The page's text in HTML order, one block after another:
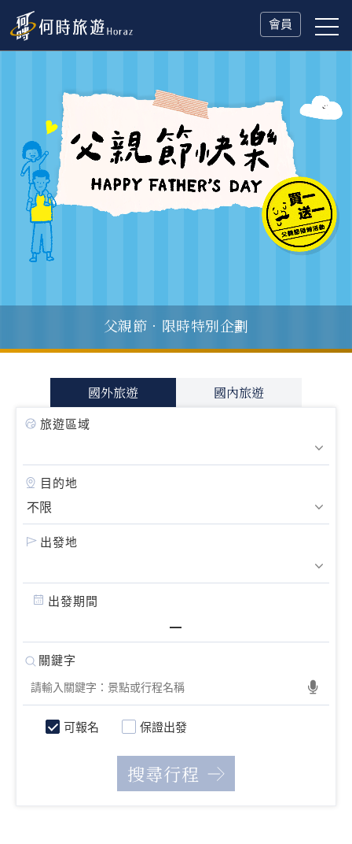
會員
父親節．限時特別企劃
國外旅遊 國內旅遊
旅遊區域
目的地
出發地
出發期間
可報名 保證出發